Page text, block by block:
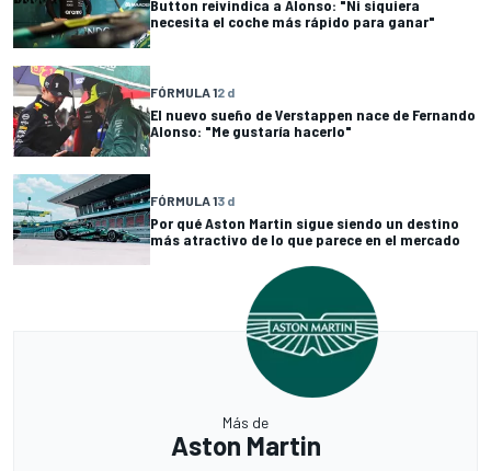
Button reivindica a Alonso: "Ni siquiera
necesita el coche más rápido para ganar"
FÓRMULA 12 d
El nuevo sueño de Verstappen nace de Fernando
Alonso: "Me gustaría hacerlo"
FÓRMULA 13 d
Por qué Aston Martin sigue siendo un destino
más atractivo de lo que parece en el mercado
Más de
Aston Martin